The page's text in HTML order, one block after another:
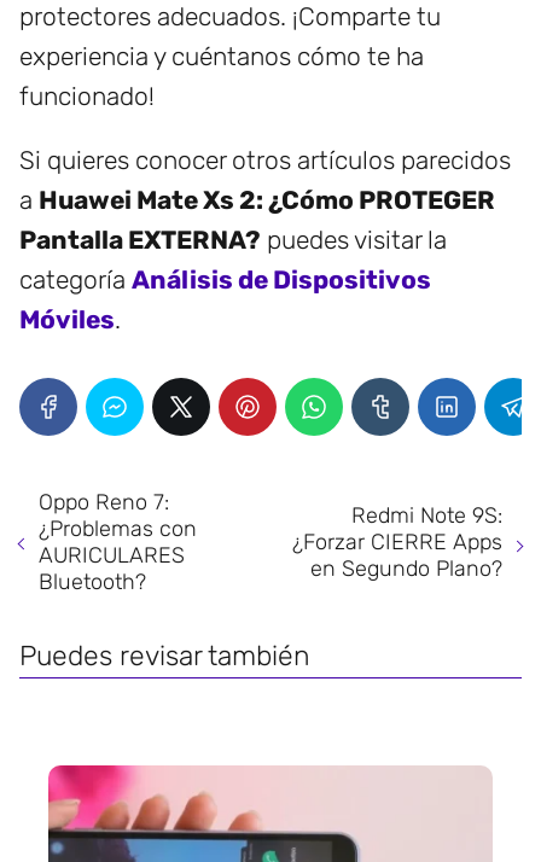
protectores adecuados. ¡Comparte tu
experiencia y cuéntanos cómo te ha
funcionado!
Si quieres conocer otros artículos parecidos
a Huawei Mate Xs 2: ¿Cómo PROTEGER
Pantalla EXTERNA? puedes visitar la
categoría Análisis de Dispositivos
Móviles.
Oppo Reno 7:
¿Problemas con
AURICULARES
Bluetooth?
Redmi Note 9S:
¿Forzar CIERRE Apps
en Segundo Plano?
Puedes revisar también